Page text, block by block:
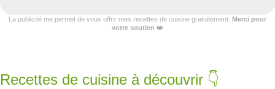
La publicité me permet de vous offrir mes recettes de cuisine gratuitement. Merci pour
votre soutien ❤️
Recettes de cuisine à découvrir 👇